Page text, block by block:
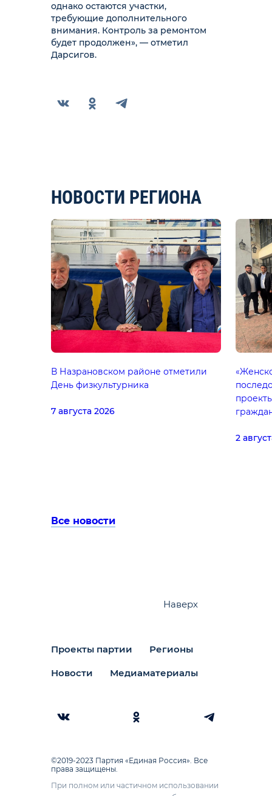
однако остаются участки,
требующие дополнительного
внимания. Контроль за ремонтом
будет продолжен», — отметил
Дарсигов.
НОВОСТИ РЕГИОНА
В Назрановском районе отметили
День физкультурника
7 августа 2026
2
Все новости
Проекты партии Регионы
Новости Медиаматериалы
Наверх
©2019-2023 Партия «Единая Россия». Все
права защищены.
При полном или частичном использовании